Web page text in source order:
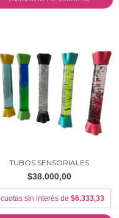
TUBOS SENSORIALES
$38.000,00
cuotas sin interés de $6.333,33